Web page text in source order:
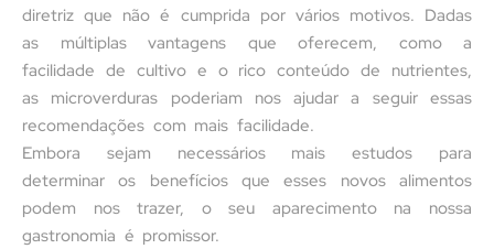
diretriz que não é cumprida por vários motivos. Dadas
as múltiplas vantagens que oferecem, como a
facilidade de cultivo e o rico conteúdo de nutrientes,
as microverduras poderiam nos ajudar a seguir essas
recomendações com mais facilidade.
Embora sejam necessários mais estudos para
determinar os benefícios que esses novos alimentos
podem nos trazer, o seu aparecimento na nossa
gastronomia é promissor.